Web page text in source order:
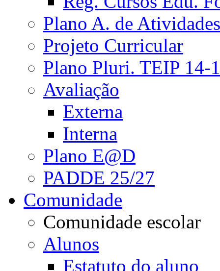
Plano A. de Atividades
Projeto Curricular
Plano Pluri. TEIP 14-
Avaliação
Externa
Interna
Plano E@D
PADDE 25/27
Comunidade
Comunidade escolar
Alunos
Estatuto do aluno